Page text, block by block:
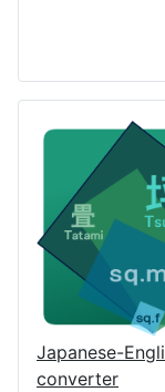
Japanese-
converter